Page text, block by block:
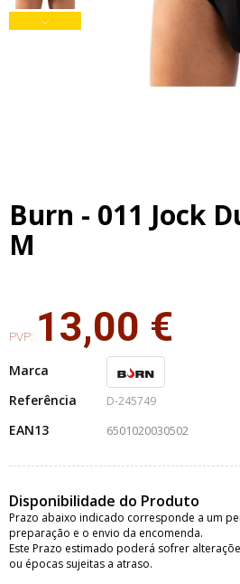
Burn - 011 Jock
M
PVP: 13,00 €
Marca
Referência
D-245749
EAN13 6501020030502
Disponibilidade do Produto
Prazo abaixo indicado corresponde a um
preparação e o envio da encomenda.
Este Prazo estimado poderá sofrer
ou épocas sujeitas a atraso.